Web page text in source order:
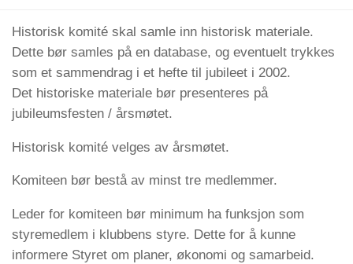
Historisk komité skal samle inn historisk materiale.
Dette bør samles på en database, og eventuelt trykkes
som et sammendrag i et hefte til jubileet i 2002.
Det historiske materiale bør presenteres på
jubileumsfesten / årsmøtet.
Historisk komité velges av årsmøtet.
Komiteen bør bestå av minst tre medlemmer.
Leder for komiteen bør minimum ha funksjon som
styremedlem i klubbens styre. Dette for å kunne
informere Styret om planer, økonomi og samarbeid.